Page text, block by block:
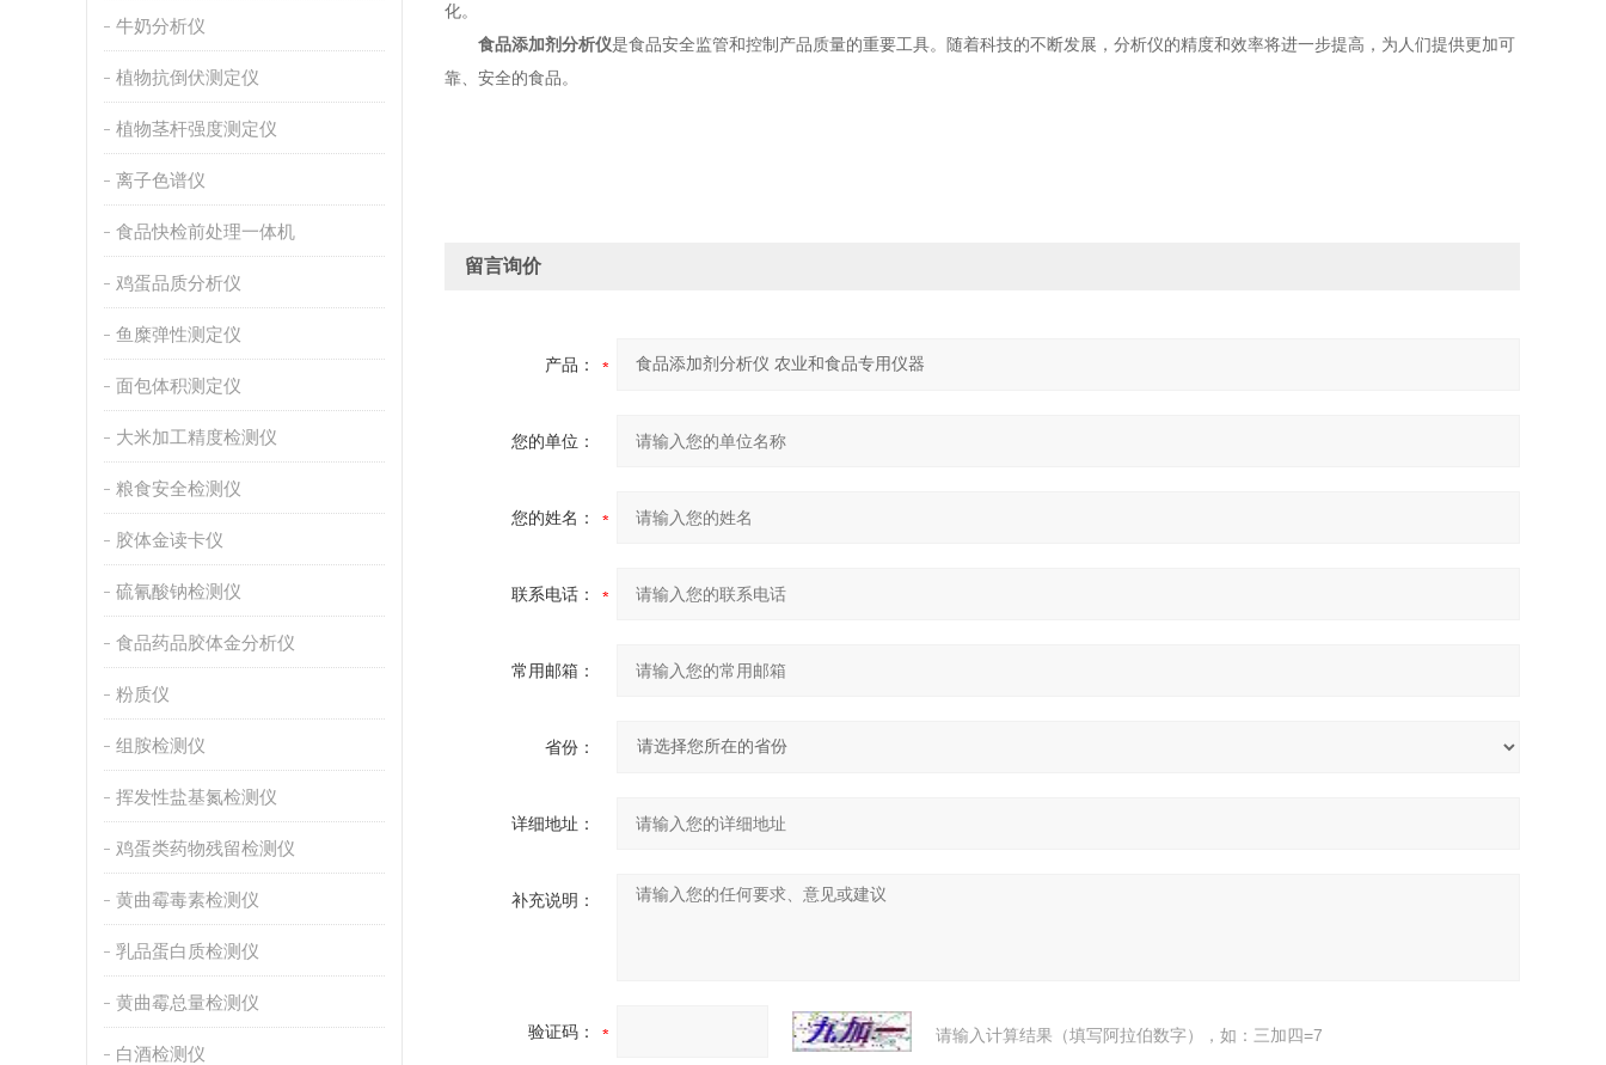
牛奶分析仪
植物抗倒伏测定仪
植物茎杆强度测定仪
离子色谱仪
食品快检前处理一体机
鸡蛋品质分析仪
鱼糜弹性测定仪
面包体积测定仪
大米加工精度检测仪
粮食安全检测仪
胶体金读卡仪
硫氰酸钠检测仪
食品药品胶体金分析仪
粉质仪
组胺检测仪
挥发性盐基氮检测仪
鸡蛋类药物残留检测仪
黄曲霉毒素检测仪
乳品蛋白质检测仪
黄曲霉总量检测仪
白酒检测仪
化。
食品添加剂分析仪是食品安全监管和控制产品质量的重要工具。随着科技的不断发展，分析仪的精度和效率将进一步提高，为人们提供更加可
靠、安全的食品。
留言询价
产品：
您的单位：
您的姓名：
联系电话：
常用邮箱：
省份：
详细地址：
补充说明：
验证码： 请输入计算结果（填写阿拉伯数字），如：三加四=7